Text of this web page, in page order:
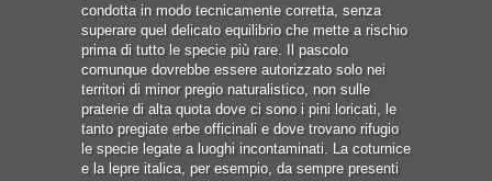
condotta in modo tecnicamente corretta, senza
superare quel delicato equilibrio che mette a rischio
prima di tutto le specie più rare. Il pascolo
comunque dovrebbe essere autorizzato solo nei
territori di minor pregio naturalistico, non sulle
praterie di alta quota dove ci sono i pini loricati, le
tanto pregiate erbe officinali e dove trovano rifugio
le specie legate a luoghi incontaminati. La coturnice
e la lepre italica, per esempio, da sempre presenti